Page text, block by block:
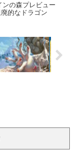
ンの森プレビュー
的なドラゴン